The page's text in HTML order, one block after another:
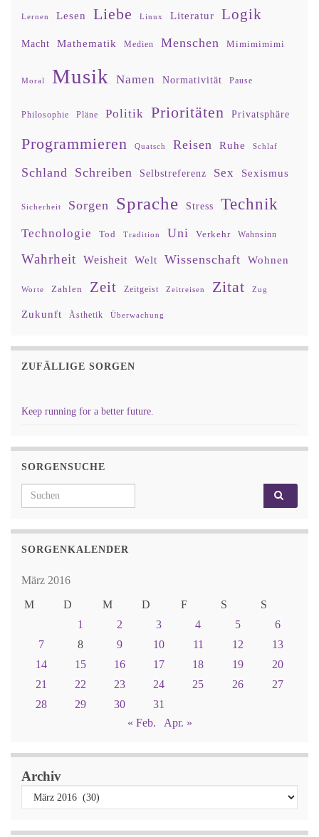
Lernen Lesen Liebe Linux Literatur Logik
Macht Mathematik Medien Menschen Mimimimimi
Moral Musik Namen Normativität Pause
Philosophie Pläne Politik Prioritäten Privatsphäre
Programmieren Quatsch Reisen Ruhe Schlaf
Schland Schreiben Selbstreferenz Sex Sexismus
Sicherheit Sorgen Sprache Stress Technik
Technologie Tod Tradition Uni Verkehr Wahnsinn
Wahrheit Weisheit Welt Wissenschaft Wohnen
Worte Zahlen Zeit Zeitgeist Zeitreisen Zitat Zug
Zukunft Ästhetik Überwachung
ZUFÄLLIGE SORGEN
Keep running for a better future.
SORGENSUCHE
Search for:
SORGENKALENDER
März 2016
M
D M D F S
S
1
2 3 4 5
6
7
8 9 10 11 12
13
14
15 16 17 18 19
20
21
22 23 24 25 26
27
28
29 30
31
« Feb.
Apr. »
Archiv